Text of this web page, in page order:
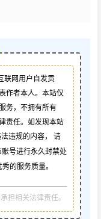
联网用户自发贡
作者本人。本站仅
务，不拥有所有
责任。如发现本站
违规的内容， 请
号进行永久封禁处
的服务质量。
担相关法律责任。